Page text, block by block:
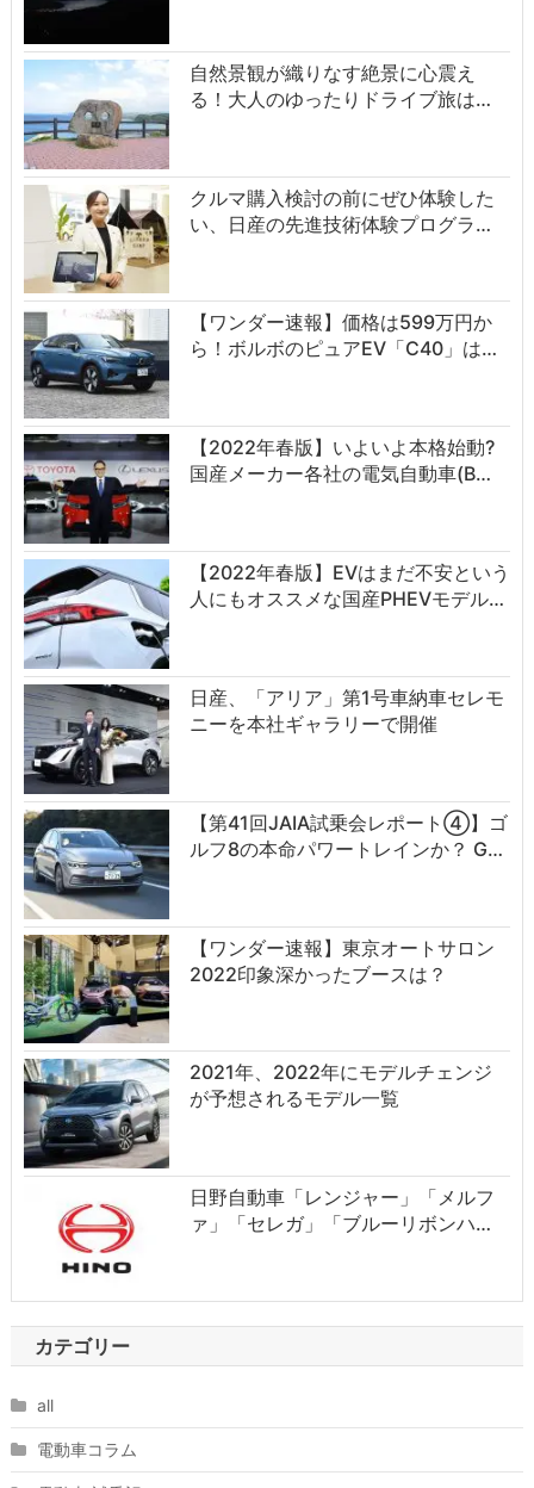
自然景観が織りなす絶景に心震え
る！大人のゆったりドライブ旅は…
クルマ購入検討の前にぜひ体験した
い、日産の先進技術体験プログラ…
【ワンダー速報】価格は599万円か
ら！ボルボのピュアEV「C40」は…
【2022年春版】いよいよ本格始動?
国産メーカー各社の電気自動車(B…
【2022年春版】EVはまだ不安という
人にもオススメな国産PHEVモデル…
日産、「アリア」第1号車納車セレモ
ニーを本社ギャラリーで開催
【第41回JAIA試乗会レポート④】ゴ
ルフ8の本命パワートレインか？ G…
【ワンダー速報】東京オートサロン
2022印象深かったブースは？
2021年、2022年にモデルチェンジ
が予想されるモデル一覧
日野自動車「レンジャー」「メルフ
ァ」「セレガ」「ブルーリボンハ…
カテゴリー
all
電動車コラム